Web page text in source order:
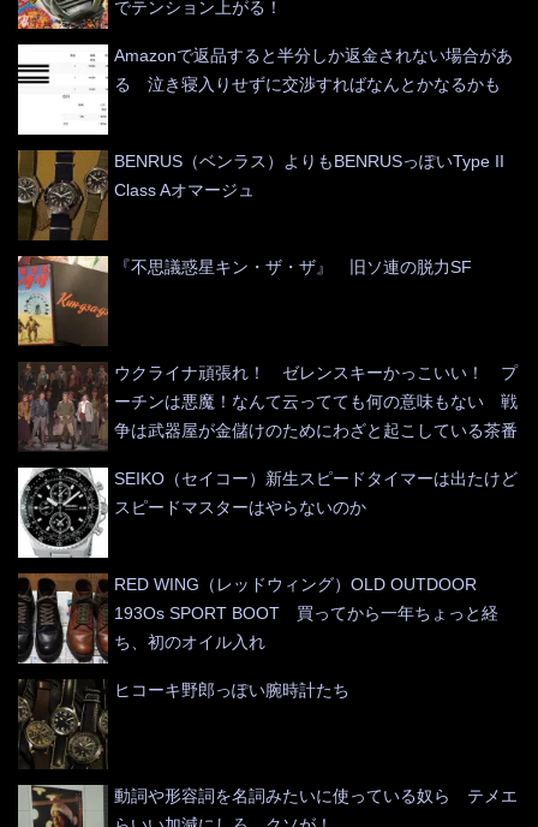
でテンション上がる！
Amazonで返品すると半分しか返金されない場合があ
る 泣き寝入りせずに交渉すればなんとかなるかも
BENRUS（ベンラス）よりもBENRUSっぽいType II
Class Aオマージュ
『不思議惑星キン・ザ・ザ』 旧ソ連の脱力SF
ウクライナ頑張れ！ ゼレンスキーかっこいい！ プ
ーチンは悪魔！なんて云ってても何の意味もない 戦
争は武器屋が金儲けのためにわざと起こしている茶番
SEIKO（セイコー）新生スピードタイマーは出たけど
スピードマスターはやらないのか
RED WING（レッドウィング）OLD OUTDOOR
193Os SPORT BOOT 買ってから一年ちょっと経
ち、初のオイル入れ
ヒコーキ野郎っぽい腕時計たち
動詞や形容詞を名詞みたいに使っている奴ら テメエ